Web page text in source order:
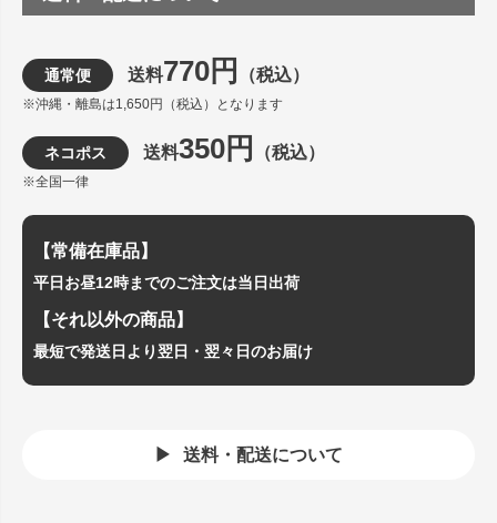
通常便 送料770円 （税込）
※沖縄・離島は1,650円（税込）となります
ネコポス 送料350円 （税込）
※全国一律
【常備在庫品】
平日お昼12時までのご注文は当日出荷
【それ以外の商品】
最短で発送日より翌日・翌々日のお届け
送料・配送について